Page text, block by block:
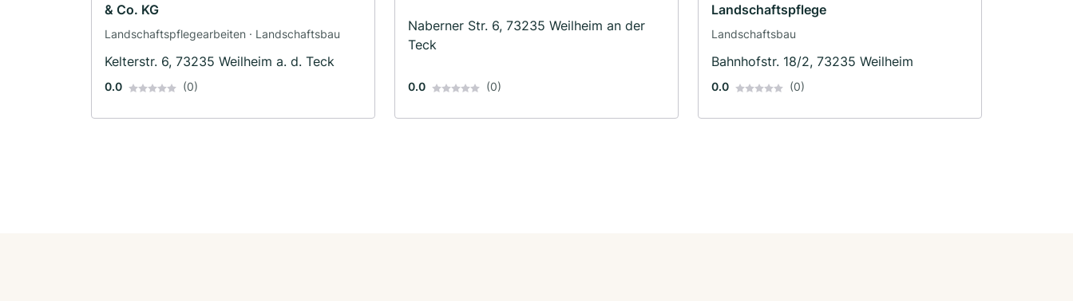
& Co. KG
Landschaftspflegearbeiten · Landschaftsbau
Kelterstr. 6, 73235 Weilheim a. d. Teck
0.0 (0)
Naberner Str. 6, 73235 Weilheim an der
Teck
0.0 (0)
Landschaftspflege
Landschaftsbau
Bahnhofstr. 18/2, 73235 Weilheim
0.0 (0)